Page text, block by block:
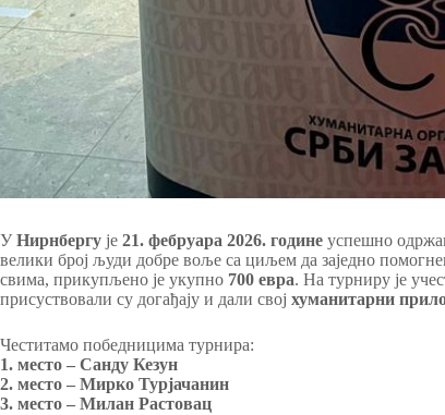
УНирнбергу је 21. фебруара 2026. године успешно
велики број људи добре воље са циљем да заједно
свима, прикупљено је укупно 700 евра. На турниру је
присуствовали су догађају и дали свој хуманитарни
Честитамо победницима турнира:
1. место – Санду Кезун
2. место – Мирко Турјачанин
3. место – Милан Растовац